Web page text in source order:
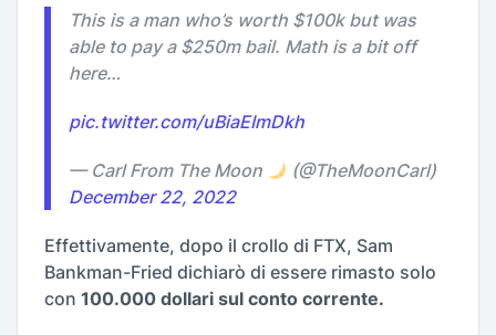
This is a man who’s worth $100k but was
able to pay a $250m bail. Math is a bit off
here…
pic.twitter.com/uBiaEImDkh
— Carl From The Moon
(@TheMoonCarl)
December 22, 2022
Effettivamente, dopo il crollo di FTX, Sam
Bankman-Fried dichiarò di essere rimasto solo
con 100.000 dollari sul conto corrente.